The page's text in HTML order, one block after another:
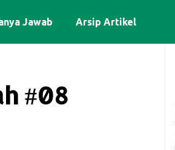
Jawab Arsip Artikel
#08